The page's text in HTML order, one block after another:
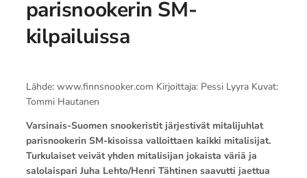
parisnookerin SM-
kilpailuissa
Lähde: www.finnsnooker.com Kirjoittaja: Pessi Lyyra Kuvat:
Tommi Hautanen
Varsinais-Suomen snookeristit järjestivät mitalijuhlat
parisnookerin SM-kisoissa valloittaen kaikki mitalisijat.
Turkulaiset veivät yhden mitalisijan jokaista väriä ja
salolaispari Juha Lehto/Henri Tähtinen saavutti jaettua